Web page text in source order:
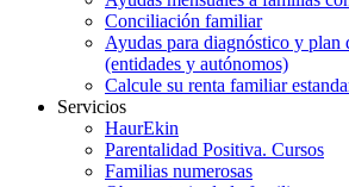
Conciliación familiar
Ayudas para diagnóstico y plan
(entidades y autónomos)
Calcule su renta familiar
Servicios
HaurEkin
Parentalidad Positiva. Cursos
Familias numerosas